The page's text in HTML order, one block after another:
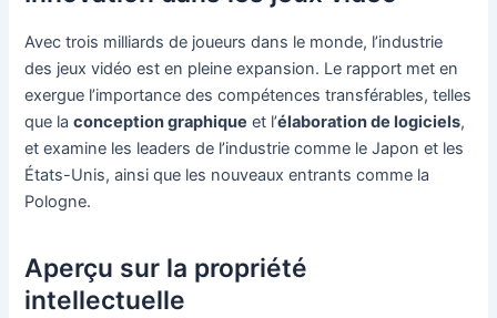
Avec trois milliards de joueurs dans le monde, l’industrie
des jeux vidéo est en pleine expansion. Le rapport met en
exergue l’importance des compétences transférables, telles
que laconception graphique et l’élaboration de logiciels,
et examine les leaders de l’industrie comme le Japon et les
États-Unis, ainsi que les nouveaux entrants comme la
Pologne.
Aperçu sur la propriété
intellectuelle